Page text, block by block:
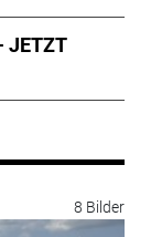
JETZT
8 Bilder